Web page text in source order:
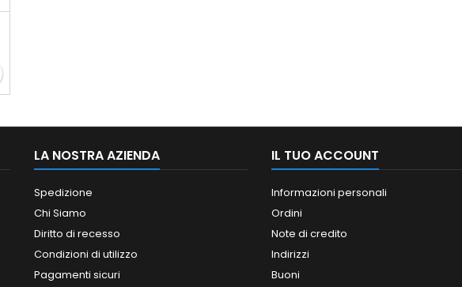
LA NOSTRA AZIENDA
Spedizione
Chi Siamo
Diritto di recesso
Condizioni di utilizzo
Pagamenti sicuri
IL TUO ACCOUNT
Informazioni personali
Ordini
Note di credito
Indirizzi
Buoni